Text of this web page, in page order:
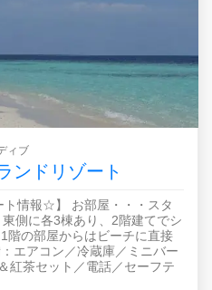
ィブ
ンドリゾート
ト情報☆】 お部屋・・・スタ
側に各3棟あり、2階建てでシ
階の部屋からはビーチに直接
エアコン／冷蔵庫／ミニバー
紅茶セット／電話／セーフテ